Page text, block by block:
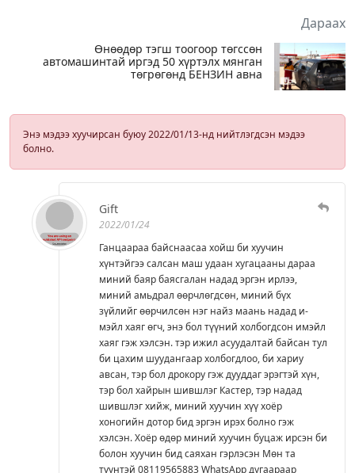
Дараах
Өнөөдөр тэгш тоогоор төгссөн
автомашинтай иргэд 50 хүртэлх мянган
төгрөгөнд БЕНЗИН авна
Энэ мэдээ хуучирсан буюу 2022/01/13-нд нийтлэгдсэн мэдээ
болно.
Gift
2022/01/24
Ганцаараа байснаасаа хойш би хуучин
хүнтэйгээ салсан маш удаан хугацааны дараа
миний баяр баясгалан надад эргэн ирлээ,
миний амьдрал өөрчлөгдсөн, миний бүх
зүйлийг өөрчилсөн нэг найз маань надад и-
мэйл хаяг өгч, энэ бол түүний холбогдсон имэйл
хаяг гэж хэлсэн. тэр ижил асуудалтай байсан тул
би цахим шуудангаар холбогдлоо, би хариу
авсан, тэр бол дрокору гэж дууддаг эрэгтэй хүн,
тэр бол хайрын шившлэг Кастер, тэр надад
шившлэг хийж, миний хуучин хүү хоёр
хоногийн дотор бид эргэн ирэх болно гэж
хэлсэн. Хоёр өдөр миний хуучин буцаж ирсэн би
болон хуучин бид саяхан гэрлэсэн Мөн та
түүнтэй 08119565883 WhatsApp дугаараар